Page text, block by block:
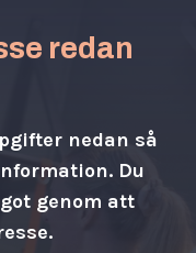
redan
nedan så
Du
genom att